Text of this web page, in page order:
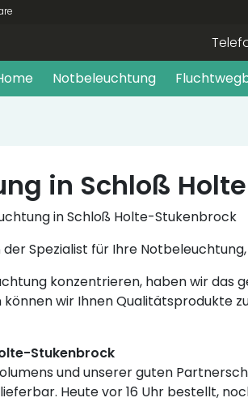
Notbeleuchtung
in Schloß
in Schloß Holte-Stukenbrock
der Spezialist für Ihre
konzentrieren, haben wir das
wir Ihnen Qualitätsprodukte
Stukenbrock
und unserer guten
Heute vor 16 Uhr bestellt,